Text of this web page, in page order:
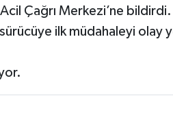
Çağrı Merkezi’ne
ilk müdahaleyi olay